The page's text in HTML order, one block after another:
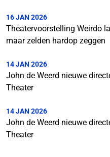
16 JAN 2026
Theatervoorstelling Weirdo
maar zelden hardop zeggen
14 JAN 2026
John de Weerd nieuwe
Theater
14 JAN 2026
John de Weerd nieuwe
Theater